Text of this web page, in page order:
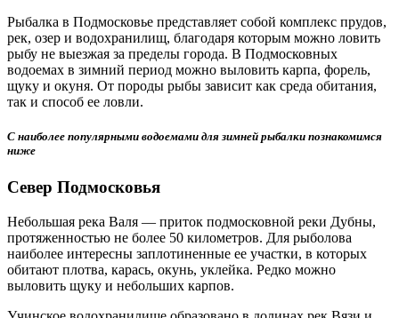
Рыбалка в Подмосковье представляет собой комплекс прудов,
рек, озер и водохранилищ, благодаря которым можно ловить
рыбу не выезжая за пределы города. В Подмосковных
водоемах в зимний период можно выловить карпа, форель,
щуку и окуня. От породы рыбы зависит как среда обитания,
так и способ ее ловли.
С наиболее популярными водоемами для зимней рыбалки познакомимся
ниже
Север Подмосковья
Небольшая река Валя — приток подмосковной реки Дубны,
протяженностью не более 50 километров. Для рыболова
наиболее интересны заплотиненные ее участки, в которых
обитают плотва, карась, окунь, уклейка. Редко можно
выловить щуку и небольших карпов.